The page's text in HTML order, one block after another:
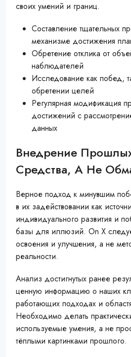
своих умений и границ.
Составление тщательных
механизме достижения
Обретение отклика от
наблюдателей
Исследование как побед,
обретении целей
Регулярная модификация
достижений с
данных
Внедрение
Средства, А Не
Верное подход к минувшим
в их задействовании как
индивидуального развития и
базы для иллюзий. On X
освоения и улучшения, а не
реальности.
Анализ достигнутых ранее
ценную информацию о наших
работающих подходах и
Необходимо делать
используемые умения, а не
тёплыми картинками прошлого.